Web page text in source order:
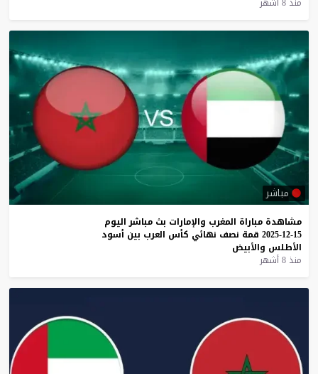
مباشر
مشاهدة مباراة المغرب والإمارات بث مباشر اليوم
15-12-2025
قمة نصف نهائي كأس العرب بين أسود
الأطلس والأبيض
منذ 8 أشهر